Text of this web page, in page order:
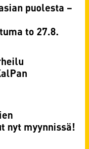
puolesta –
to 27.8.
nyt myynnissä!